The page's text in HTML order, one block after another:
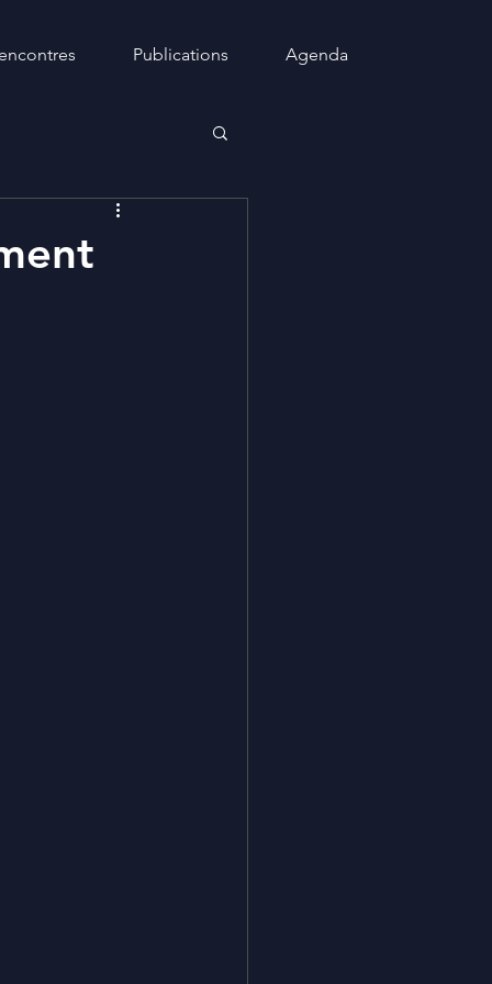
Publications Agenda